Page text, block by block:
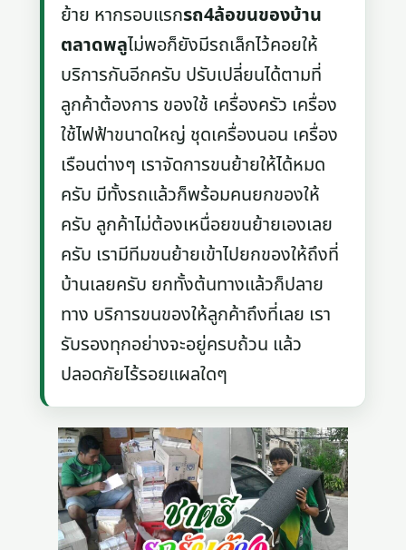
ย้าย หากรอบแรกรถ4ล้อขนของบ้าน
ตลาดพลูไม่พอก็ยังมีรถเล็กไว้คอยให้
บริการกันอีกครับ ปรับเปลี่ยนได้ตามที่
ลูกค้าต้องการ ของใช้ เครื่องครัว เครื่อง
ใช้ไฟฟ้าขนาดใหญ่ ชุดเครื่องนอน เครื่อง
เรือนต่างๆ เราจัดการขนย้ายให้ได้หมด
ครับ มีทั้งรถแล้วก็พร้อมคนยกของให้
ครับ ลูกค้าไม่ต้องเหนื่อยขนย้ายเองเลย
ครับ เรามีทีมขนย้ายเข้าไปยกของให้ถึงที่
บ้านเลยครับ ยกทั้งต้นทางแล้วก็ปลาย
ทาง บริการขนของให้ลูกค้าถึงที่เลย เรา
รับรองทุกอย่างจะอยู่ครบถ้วน แล้ว
ปลอดภัยไร้รอยแผลใดๆ